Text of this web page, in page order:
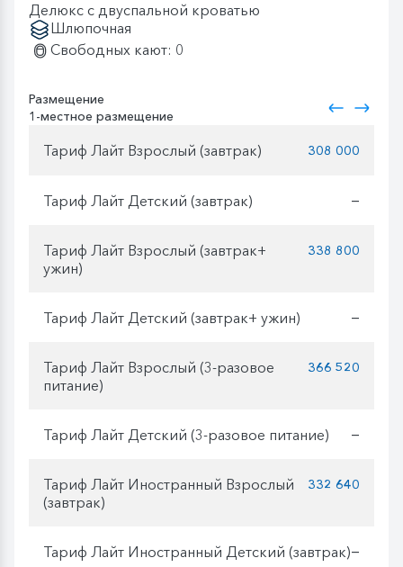
Делюкс с двуспальной кроватью
Шлюпочная
Свободных кают: 0
Размещение
1-местное размещение
Тариф Лайт Взрослый (завтрак) 308 000
Тариф Лайт Детский (завтрак) —
Тариф Лайт Взрослый (завтрак+
ужин)
338 800
Тариф Лайт Детский (завтрак+ ужин) —
Тариф Лайт Взрослый (3-разовое
питание)
366 520
Тариф Лайт Детский (3-разовое питание) —
Тариф Лайт Иностранный Взрослый
(завтрак)
332 640
Тариф Лайт Иностранный Детский (завтрак)—